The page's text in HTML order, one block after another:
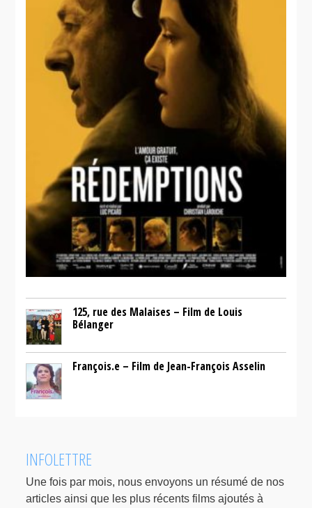
125, rue des Malaises – Film de Louis
Bélanger
François.e – Film de Jean-François Asselin
INFOLETTRE
Une fois par mois, nous envoyons un résumé de nos
articles ainsi que les plus récents films ajoutés à